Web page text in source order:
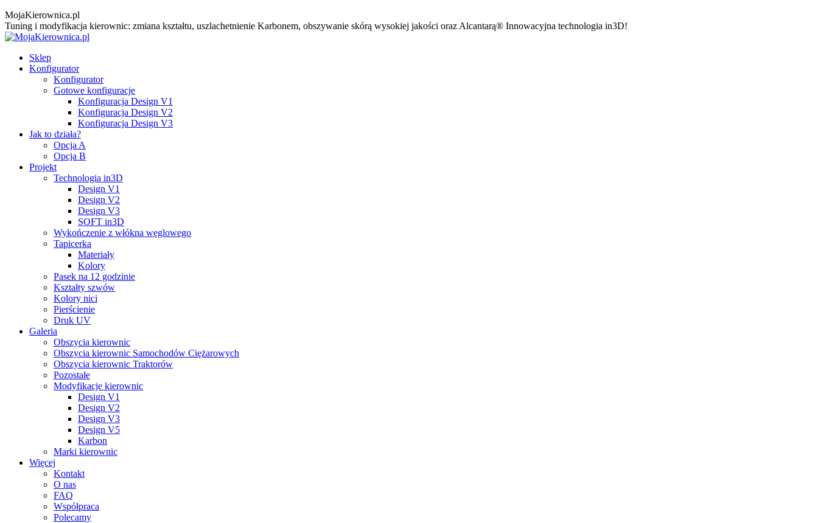
MojaKierownica.pl
Tuning i modyfikacja kierownic: zmiana kształtu, uszlachetnienie Karbonem, obszywanie skórą wysokiej jakości oraz Alcantarą® Innowacyjna technologia in3D!
Sklep
Konfigurator
Konfigurator
Gotowe konfiguracje
Konfiguracja Design V1
Konfiguracja Design V2
Konfiguracja Design V3
Jak to działa?
Opcja A
Opcja B
Projekt
Technologia in3D
Design V1
Design V2
Design V3
SOFT in3D
Wykończenie z włókna węglowego
Tapicerka
Materiały
Kolory
Pasek na 12 godzinie
Kształty szwów
Kolory nici
Pierścienie
Druk UV
Galeria
Obszycia kierownic
Obszycia kierownic Samochodów Ciężarowych
Obszycia kierownic Traktorów
Pozostałe
Modyfikacje kierownic
Design V1
Design V2
Design V3
Design V5
Karbon
Marki kierownic
Więcej
Kontakt
O nas
FAQ
Współpraca
Polecamy